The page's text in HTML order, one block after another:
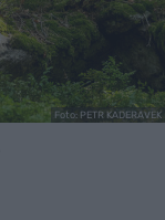
Foto: PETR KADERAVEK